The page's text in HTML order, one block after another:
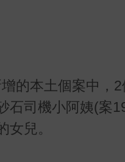
的本土個案中，
石司機小阿姨(案
女兒。